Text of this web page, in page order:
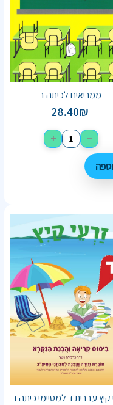
ממריאים לכיתה ב
28.40₪
−
+
קיץ עברית ד למסיימי כיתה ד